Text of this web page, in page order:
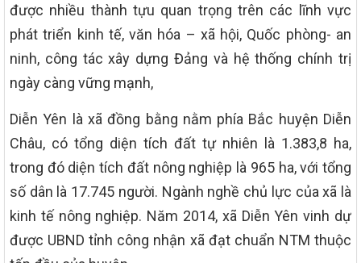
được nhiều thành tựu quan trọng trên các lĩnh vực
phát triển kinh tế, văn hóa – xã hội, Quốc phòng- an
ninh, công tác xây dựng Đảng và hệ thống chính trị
ngày càng vững mạnh,
Diễn Yên là xã đồng bằng nằm phía Bắc huyện Diễn
Châu, có tổng diện tích đất tự nhiên là 1.383,8 ha,
trong đó diện tích đất nông nghiệp là 965 ha, với tổng
số dân là 17.745 người. Ngành nghề chủ lực của xã là
kinh tế nông nghiệp. Năm 2014, xã Diễn Yên vinh dự
được UBND tỉnh công nhận xã đạt chuẩn NTM thuộc